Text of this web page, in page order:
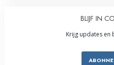
BLIJF IN
Krijg updates en